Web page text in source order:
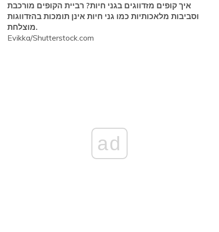
איך קופים מזדווגים בגני חיות? רביית הקופים מורכבת
וסביבות מלאכותיות כמו גני חיות אינן תומכות בהזדווגות
מוצלחת.
Evikka/Shutterstock.com
ad